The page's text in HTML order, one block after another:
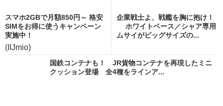
スマホ2GBで月額850円～ 格安
SIMをお得に使うキャンペーン
実施中！
(IIJmio)
企業戦士よ、戦艦を胸に抱け！
ホワイトベース／シャア専用
ムサイがビッグサイズの...
国鉄コンテナも！ JR貨物コンテナを再現したミニ
クッション登場 全4種をラインア...